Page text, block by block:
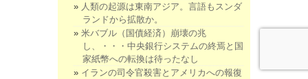
人類の起源は東南アジア。言語もスンダ
ランドから拡散か。
米バブル（国債経済）崩壊の兆
し、・・・中央銀行システムの終焉と国
家紙幣への転換は待ったなし
イランの司令官殺害とアメリカへの報復